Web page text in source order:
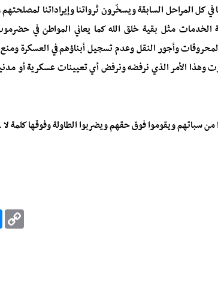
كل المراحل السابقة ويسخّرون ثرواتنا وإيراداتنا
الخدمات مثل بقية خلق الله كما يعاني المواطن في
وأجور النقل وعدم تسجيل أبناؤهم في العسكرة
الأمر الذي نرفضه ونرفض أي تعيينات عسكرية أو
سباتهم ويقوموا فوق حقهم ويضربوا الطاولة وفوقها كلمة
C
o
p